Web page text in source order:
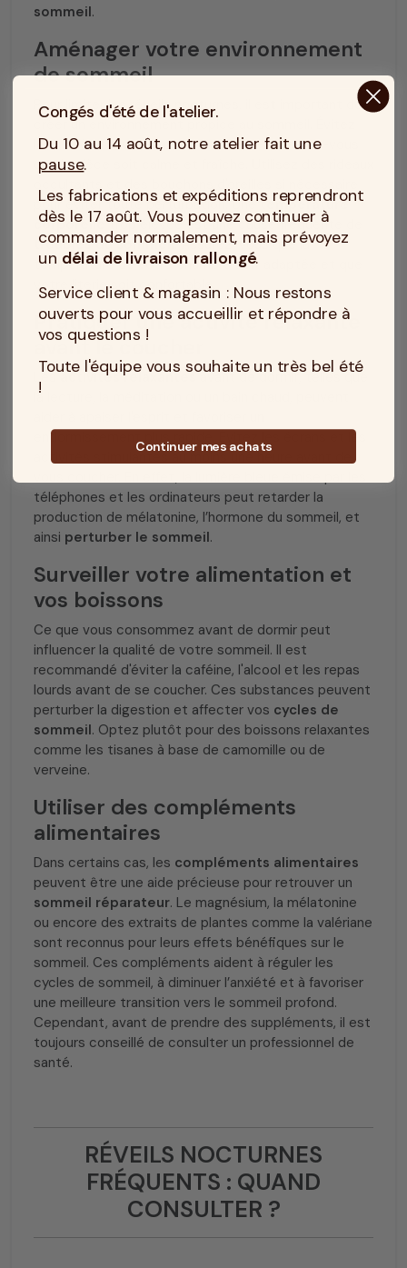
sommeil.
Aménager votre environnement
de sommeil
Pour limiter les réveils nocturnes, il est important de
créer un environnement propice au sommeil. Évitez
les lumières vives dans la chambre et assurez-vous
que la pièce soit calme et fraîche. Utilisez des rideaux
occultants et des bouchons d'oreilles si nécessaire
pour éviter toute perturbation. Unetempérature
corporelle trop élevée est une cause fréquente de
troubles du sommeil. Assurez-vous que la
température de votre chambre soit adaptée et que
votre literie soit confortable.
Pratiquer une activité relaxante
avant le coucher
Lesactivités relaxantesavant de dormir, telles que
la lecture, la méditation ou un bain chaud, peuvent
endormissement plus rapide. Évitez les écrans et les
activités stimulantes au moins une heure avant de
téléphones et les ordinateurs peut retarder la
production de mélatonine, l’hormone du sommeil, et
ainsi perturber le sommeil.
Surveiller votre alimentation et
vos boissons
Ce que vous consommez avant de dormir peut
influencer la qualité de votre sommeil. Il est
recommandé d'éviter la caféine, l'alcool et les repas
lourds avant de se coucher. Ces substances peuvent
perturber la digestion et affecter vos cycles de
sommeil. Optez plutôt pour des boissons relaxantes
comme les tisanes à base de camomille ou de
verveine.
Utiliser des compléments
alimentaires
Dans certains cas, les compléments alimentaires
peuvent être une aide précieuse pour retrouver un
sommeil réparateur. Le magnésium, la mélatonine
ou encore des extraits de plantes comme la valériane
sont reconnus pour leurs effets bénéfiques sur le
sommeil. Ces compléments aident à réguler les
cycles de sommeil, à diminuer l’anxiété et à favoriser
une meilleure transition vers le sommeil profond.
Cependant, avant de prendre des suppléments, il est
toujours conseillé de consulter un professionnel de
santé.
RÉVEILS NOCTURNES
FRÉQUENTS : QUAND
CONSULTER ?
Congés d'été de l'atelier.
Du 10 au 14 août, notre atelier fait une
pause.
Les fabrications et expéditions reprendront
dès le 17 août. Vous pouvez continuer à
commander normalement, mais prévoyez
un délai de livraison rallongé.
Service client & magasin : Nous restons
ouverts pour vous accueillir et répondre à
vos questions !
Toute l'équipe vous souhaite un très bel été
!
Continuer mes achats